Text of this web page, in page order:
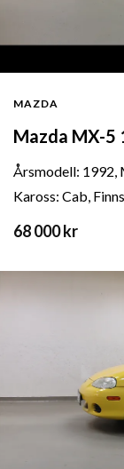
MAZDA
Mazda MX-5
Årsmodell: 1992,
Kaross: Cab,
68 000 kr